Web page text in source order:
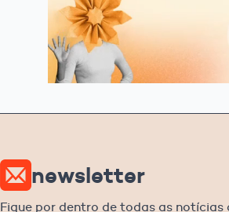
newsletter
Fique por dentro de todas as notícias